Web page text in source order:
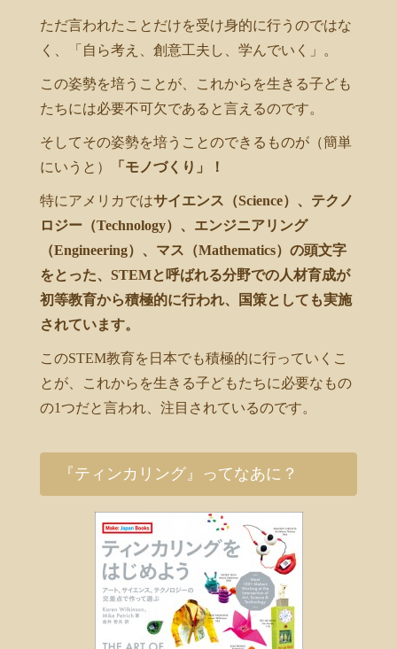
ただ言われたことだけを受け身的に行うのではな
く、「自ら考え、創意工夫し、学んでいく」。
この姿勢を培うことが、これからを生きる子ども
たちには必要不可欠であると言えるのです。
そしてその姿勢を培うことのできるものが（簡単
にいうと）
「モノづくり」！
特にアメリカではサイエンス（Science）、テクノ
ロジー（Technology）、エンジニアリング
（Engineering）、マス（Mathematics）の頭文字
をとった、STEMと呼ばれる分野での人材育成が
初等教育から積極的に行われ、国策としても実施
されています。
このSTEM教育を日本でも積極的に行っていくこ
とが、これからを生きる子どもたちに必要なもの
の1つだと言われ、注目されているのです。
『ティンカリング』ってなあに？